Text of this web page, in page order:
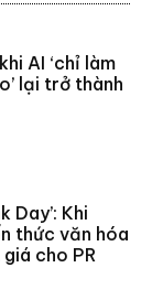
AI ‘chỉ làm
lại trở thành
Day’: Khi
thức văn hóa
cho PR